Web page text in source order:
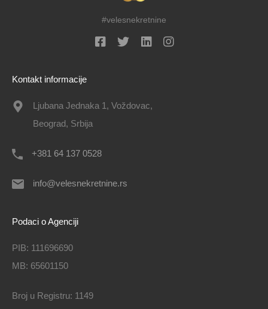
#velesnekretnine
Kontakt informacije
Ljubana Jednaka 1, Voždovac,
Beograd, Srbija
+381 64 137 0528
info@velesnekretnine.rs
Podaci o Agenciji
PIB: 111696690
MB: 65601150
Broj u Registru: 1149